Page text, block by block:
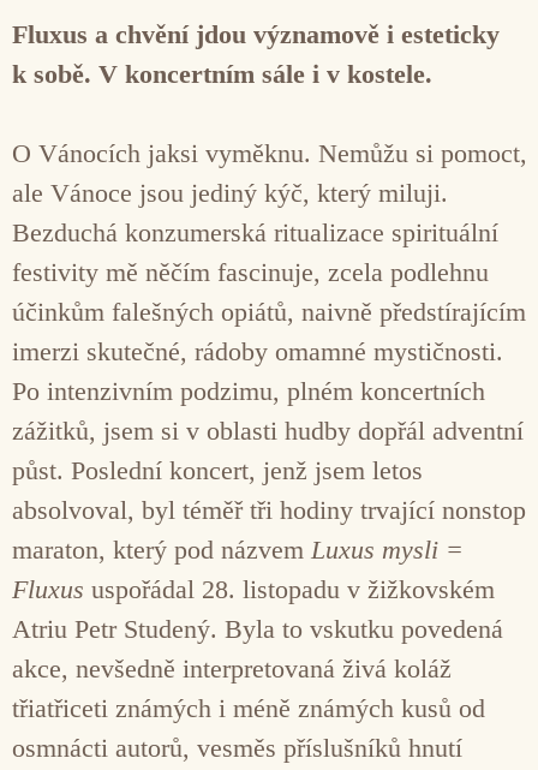
Fluxus a chvění jdou významově i esteticky
k sobě. V koncertním sále i v kostele.
O Vánocích jaksi vyměknu. Nemůžu si pomoct,
ale Vánoce jsou jediný kýč, který miluji.
Bezduchá konzumerská ritualizace spirituální
festivity mě něčím fascinuje, zcela podlehnu
účinkům falešných opiátů, naivně předstírajícím
imerzi skutečné, rádoby omamné mystičnosti.
Po intenzivním podzimu, plném koncertních
zážitků, jsem si v oblasti hudby dopřál adventní
půst. Poslední koncert, jenž jsem letos
absolvoval, byl téměř tři hodiny trvající nonstop
maraton, který pod názvem Luxus mysli =
Fluxus uspořádal 28. listopadu v žižkovském
Atriu Petr Studený. Byla to vskutku povedená
akce, nevšedně interpretovaná živá koláž
třiatřiceti známých i méně známých kusů od
osmnácti autorů, vesměs příslušníků hnutí